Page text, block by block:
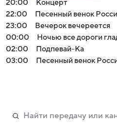
20:00
Концерт
22:00
Песенный венок
23:00
Вечерок вечереется
00:00
Ночью все дороги
02:00
Подпевай-Ка
03:00
Песенный венок